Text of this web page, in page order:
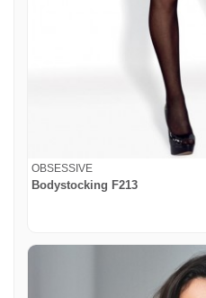
OBSESSIVE
Bodystocking F213